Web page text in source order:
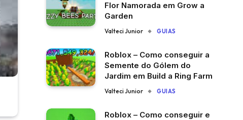
Flor Namorada em Grow a
Garden
Valteci Junior GUIAS
Roblox – Como conseguir a
Semente do Gólem do
Jardim em Build a Ring Farm
Valteci Junior GUIAS
Roblox – Como conseguir e